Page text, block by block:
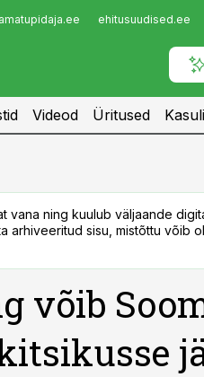
ehitusuudised.ee
Videod Üritused
vana ning kuulub väljaande
arhiveeritud sisu, mistõttu võib
võib